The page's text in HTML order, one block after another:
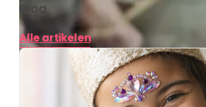
Blog
Alle artikelen